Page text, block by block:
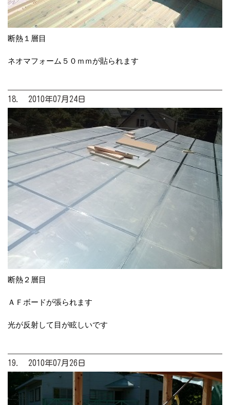
断熱１層目
ネオマフォーム５０ｍｍが貼られます
18. 2010年07月24日
断熱２層目
ＡＦボードが張られます
光が反射して目が眩しいです
19. 2010年07月26日